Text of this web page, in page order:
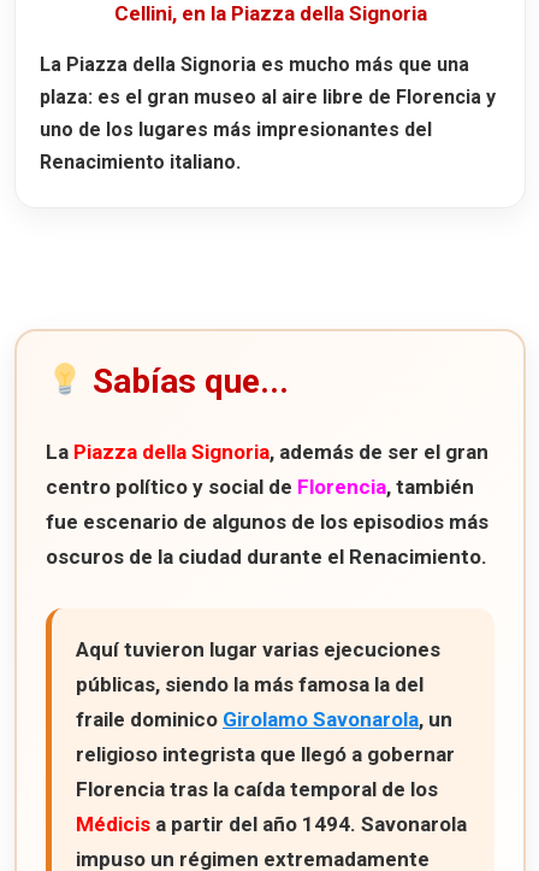
Cellini, en la Piazza della Signoria
La Piazza della Signoria es mucho más que una
plaza: es el gran museo al aire libre de Florencia y
uno de los lugares más impresionantes del
Renacimiento italiano.
Sabías que...
La Piazza della Signoria, además de ser el gran
centro político y social de Florencia, también
fue escenario de algunos de los episodios más
oscuros de la ciudad durante el Renacimiento.
Aquí tuvieron lugar varias ejecuciones
públicas, siendo la más famosa la del
fraile dominico Girolamo Savonarola, un
religioso integrista que llegó a gobernar
Florencia tras la caída temporal de los
Médicis a partir del año 1494. Savonarola
impuso un régimen extremadamente